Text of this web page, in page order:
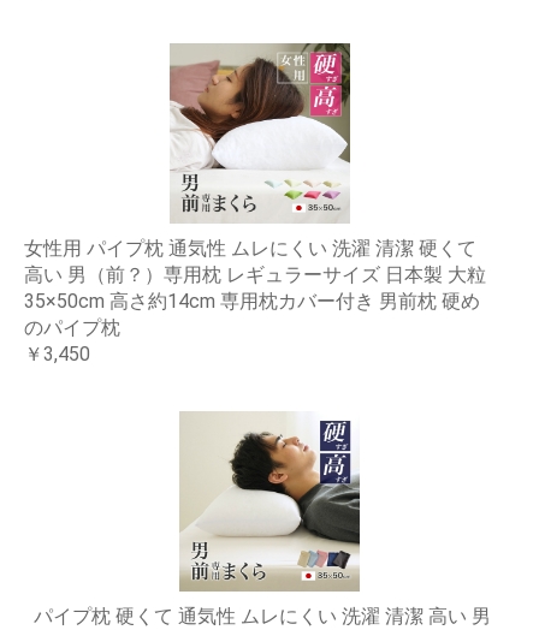
女性用 パイプ枕 通気性 ムレにくい 洗濯 清潔 硬くて
高い 男（前？）専用枕 レギュラーサイズ 日本製 大粒
35×50cm 高さ約14cm 専用枕カバー付き 男前枕 硬め
のパイプ枕
￥3,450
パイプ枕 硬くて 通気性 ムレにくい 洗濯 清潔 高い 男